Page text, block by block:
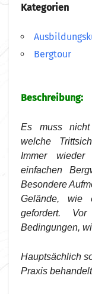
Kategorien
Bergtour
Beschreibung:
Es muss nicht
welche
Immer
einfachen
Besondere
Gelände, wie
gefordert.
Bedingungen,
Hauptsächlich
Praxis